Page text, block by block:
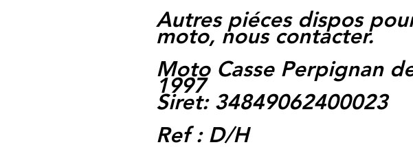
Autres piéces dispos
moto, nous contacter.
Moto Casse Perpignan
1997
Siret: 34849062400023
Ref : D/H